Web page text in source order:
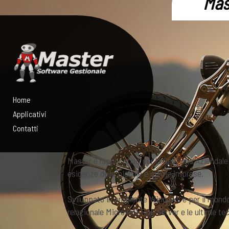
Home
Applicativi
Contatti